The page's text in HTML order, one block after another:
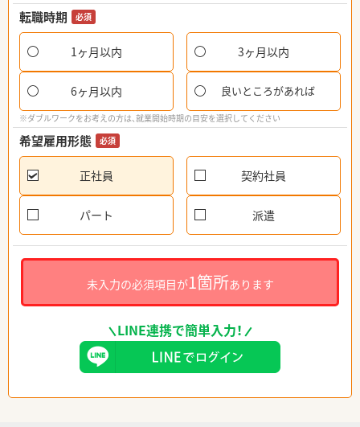
転職時期 必須
1ヶ月以内 3ヶ月以内
6ヶ月以内 良いところがあれば
※ダブルワークをお考えの方は、就業開始時期の目安を選択してください
希望雇用形態 必須
正社員 契約社員
パート 派遣
未入力の必須項目が1箇所あります
LINE連携で簡単入力！